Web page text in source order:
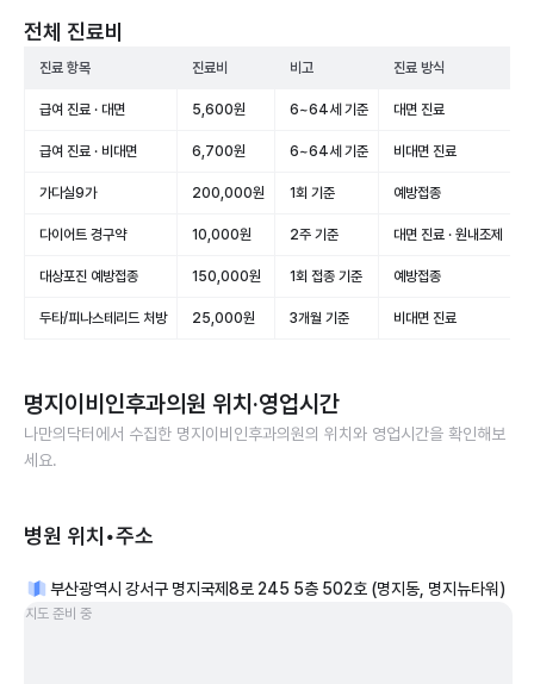
전체 진료비
진료 항목 진료비 비고 진료 방식
급여 진료 · 대면 5,600원 6~64세 기준 대면 진료
급여 진료 · 비대면 6,700원 6~64세 기준 비대면 진료
가다실9가 200,000원 1회 기준 예방접종
다이어트 경구약 10,000원 2주 기준 대면 진료 · 원내조제
대상포진 예방접종 150,000원 1회 접종 기준 예방접종
두타/피나스테리드 처방 25,000원 3개월 기준 비대면 진료
명지이비인후과의원 위치·영업시간
나만의닥터에서 수집한 명지이비인후과의원의 위치와 영업시간을 확인해보
세요.
병원 위치•주소
부산광역시 강서구 명지국제8로 245 5층 502호 (명지동, 명지뉴타워)
지도 준비 중